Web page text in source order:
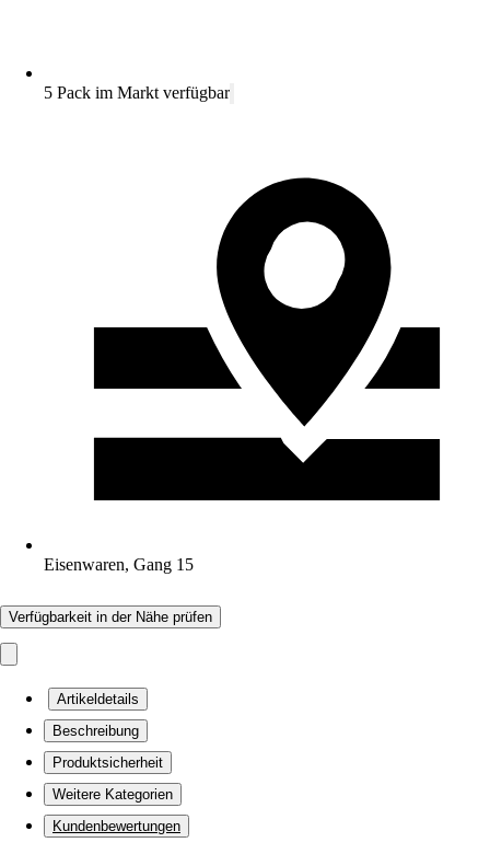
5 Pack im Markt verfügbar
Eisenwaren, Gang 15
Verfügbarkeit in der Nähe prüfen
Artikeldetails
Beschreibung
Produktsicherheit
Weitere Kategorien
Kundenbewertungen